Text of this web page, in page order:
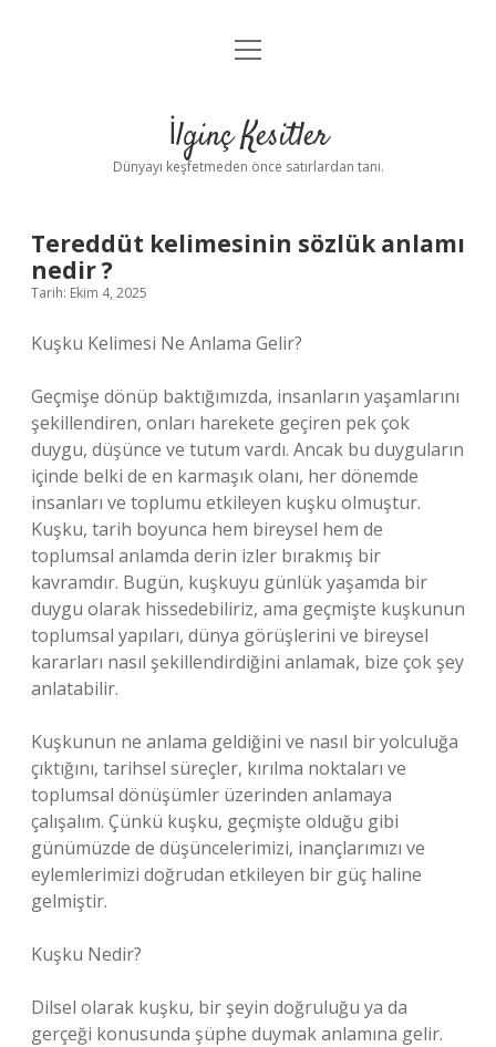
Anasayfa
Yasal Uyarı
menüyü
İlginç Kesitler
Dünyayı keşfetmeden önce satırlardan tanı.
Tereddüt kelimesinin sözlük anlamı
nedir ?
Tarih: Ekim 4, 2025
Kuşku Kelimesi Ne Anlama Gelir?
Geçmişe dönüp baktığımızda, insanların yaşamlarını
şekillendiren, onları harekete geçiren pek çok
duygu, düşünce ve tutum vardı. Ancak bu duyguların
içinde belki de en karmaşık olanı, her dönemde
insanları ve toplumu etkileyen kuşku olmuştur.
Kuşku, tarih boyunca hem bireysel hem de
toplumsal anlamda derin izler bırakmış bir
kavramdır. Bugün, kuşkuyu günlük yaşamda bir
duygu olarak hissedebiliriz, ama geçmişte kuşkunun
toplumsal yapıları, dünya görüşlerini ve bireysel
kararları nasıl şekillendirdiğini anlamak, bize çok şey
anlatabilir.
Kuşkunun ne anlama geldiğini ve nasıl bir yolculuğa
çıktığını, tarihsel süreçler, kırılma noktaları ve
toplumsal dönüşümler üzerinden anlamaya
çalışalım. Çünkü kuşku, geçmişte olduğu gibi
günümüzde de düşüncelerimizi, inançlarımızı ve
eylemlerimizi doğrudan etkileyen bir güç haline
gelmiştir.
Kuşku Nedir?
Dilsel olarak kuşku, bir şeyin doğruluğu ya da
gerçeği konusunda şüphe duymak anlamına gelir.